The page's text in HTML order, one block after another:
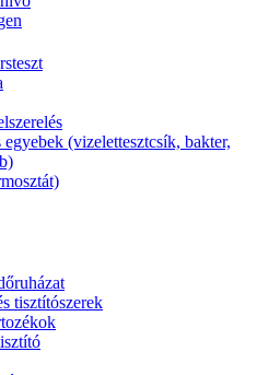
egyebek (vizelettesztcsík, bakter,
tisztítószerek